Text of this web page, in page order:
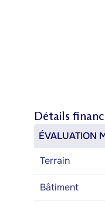
Détails
ÉVALUATION
Terrain
Bâtiment